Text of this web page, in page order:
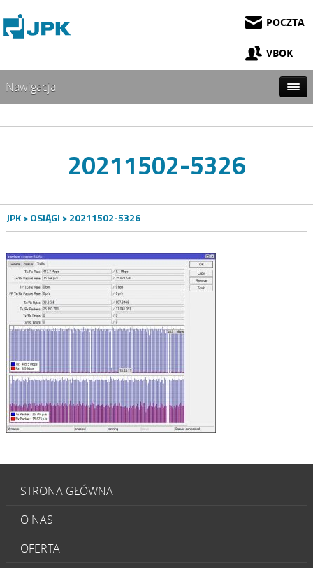
POCZTA
VBOK
Nawigacja
20211502-5326
JPK>OSIĄGI > 20211502-5326
STRONA GŁÓWNA
O NAS
OFERTA